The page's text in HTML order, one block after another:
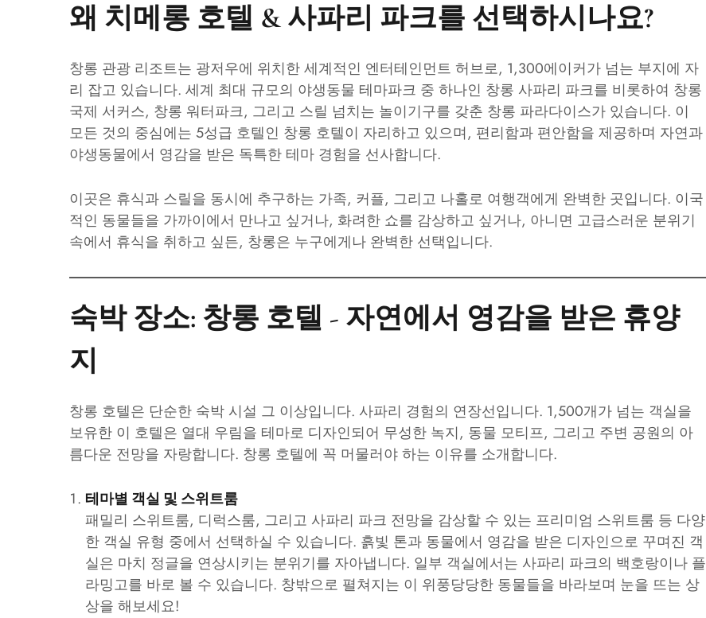
왜 치메롱 호텔 & 사파리 파크를 선택하시나요?
창롱 관광 리조트는 광저우에 위치한 세계적인 엔터테인먼트 허브로, 1,300에이커가 넘는 부지에 자
리 잡고 있습니다. 세계 최대 규모의 야생동물 테마파크 중 하나인 창롱 사파리 파크를 비롯하여 창롱
국제 서커스, 창롱 워터파크, 그리고 스릴 넘치는 놀이기구를 갖춘 창롱 파라다이스가 있습니다. 이
모든 것의 중심에는 5성급 호텔인 창롱 호텔이 자리하고 있으며, 편리함과 편안함을 제공하며 자연과
야생동물에서 영감을 받은 독특한 테마 경험을 선사합니다.
이곳은 휴식과 스릴을 동시에 추구하는 가족, 커플, 그리고 나홀로 여행객에게 완벽한 곳입니다. 이국
적인 동물들을 가까이에서 만나고 싶거나, 화려한 쇼를 감상하고 싶거나, 아니면 고급스러운 분위기
속에서 휴식을 취하고 싶든, 창롱은 누구에게나 완벽한 선택입니다.
숙박 장소: 창롱 호텔 - 자연에서 영감을 받은 휴양
지
창롱 호텔은 단순한 숙박 시설 그 이상입니다. 사파리 경험의 연장선입니다. 1,500개가 넘는 객실을
보유한 이 호텔은 열대 우림을 테마로 디자인되어 무성한 녹지, 동물 모티프, 그리고 주변 공원의 아
름다운 전망을 자랑합니다. 창롱 호텔에 꼭 머물러야 하는 이유를 소개합니다.
테마별 객실 및 스위트룸
패밀리 스위트룸, 디럭스룸, 그리고 사파리 파크 전망을 감상할 수 있는 프리미엄 스위트룸 등 다양
한 객실 유형 중에서 선택하실 수 있습니다. 흙빛 톤과 동물에서 영감을 받은 디자인으로 꾸며진 객
실은 마치 정글을 연상시키는 분위기를 자아냅니다. 일부 객실에서는 사파리 파크의 백호랑이나 플
라밍고를 바로 볼 수 있습니다. 창밖으로 펼쳐지는 이 위풍당당한 동물들을 바라보며 눈을 뜨는 상
상을 해보세요!